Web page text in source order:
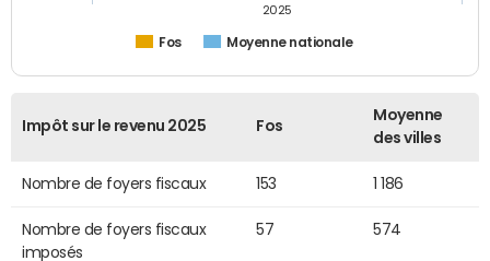
Fos Moyenne nationale
2025
Impôt sur le revenu 2025 Fos
Moyenne
des villes
Nombre de foyers fiscaux 153 1 186
Nombre de foyers fiscaux
imposés
57 574